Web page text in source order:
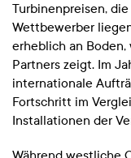
Turbinenpreisen,
Wettbewerber
erheblich an
Partners zeigt. Im
internationale
Fortschritt im
Installationen der